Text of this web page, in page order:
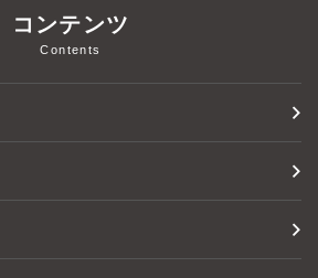
コンテンツ
Contents